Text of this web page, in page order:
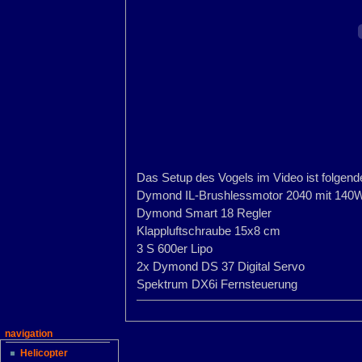
Das Setup des Vogels im Video ist
Dymond IL-Brushlessmotor 2040 mit
Dymond Smart 18 Regler
Klappluftschraube 15x8 cm
3 S 600er Lipo
2x Dymond DS 37 Digital Servo
Spektrum DX6i Fernsteuerung
navigation
Helicopter